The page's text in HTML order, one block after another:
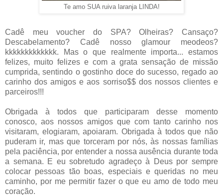
Te amo SUA ruiva laranja LINDA!
Cadê meu voucher do SPA? Olheiras? Cansaço?
Descabelamento? Cadê nosso glamour meodeos?
kkkkkkkkkkkkk. Mas o que realmente importa... estamos
felizes, muito felizes e com a grata sensação de missão
cumprida, sentindo o gostinho doce do sucesso, regado ao
carinho dos amigos e aos sorriso$$ dos nossos clientes e
parceiros!!!
Obrigada à todos que participaram desse momento
conosco, aos nossos amigos que com tanto carinho nos
visitaram, elogiaram, apoiaram. Obrigada à todos que não
puderam ir, mas que torceram por nós, às nossas famílias
pela paciência, por entender a nossa ausência durante toda
a semana. E eu sobretudo agradeço à Deus por sempre
colocar pessoas tão boas, especiais e queridas no meu
caminho, por me permitir fazer o que eu amo de todo meu
coração.